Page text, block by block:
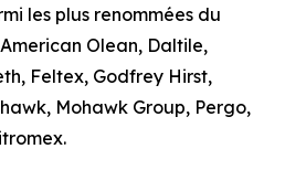
les plus renommées du
Olean, Daltile,
Feltex, Godfrey Hirst,
Mohawk Group, Pergo,